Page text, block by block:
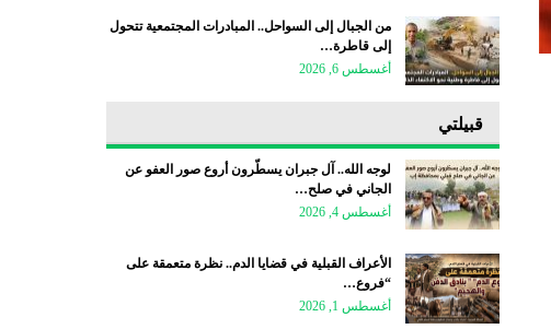
من الجبال إلى السواحل.. المبادرات المجتمعية تتحول
إلى قاطرة…
أغسطس 6, 2026
قبيلتي
لوجه الله.. آل جبران يسطّرون أروع صور العفو عن
الجاني في صلح…
أغسطس 4, 2026
الأعراف القبلية في قضايا الدم.. نظرة متعمقة على
“فروع…
أغسطس 1, 2026